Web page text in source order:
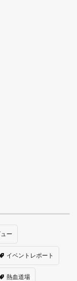
ー
イベントレポート
熱血道場